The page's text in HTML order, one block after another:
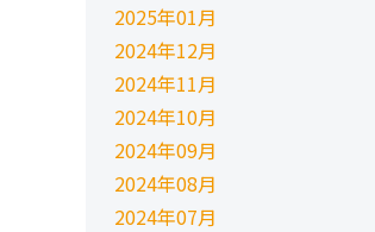
2025年01月
2024年12月
2024年11月
2024年10月
2024年09月
2024年08月
2024年07月